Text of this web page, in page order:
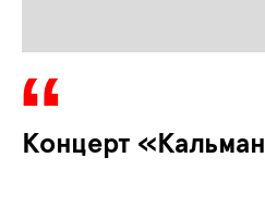
Концерт